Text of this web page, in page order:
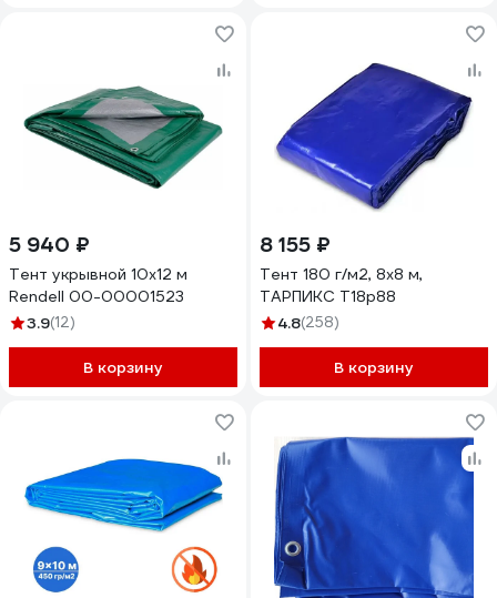
5 940 ₽
Тент укрывной 10х12 м
Rendell 00-00001523
3.9(12)
В корзину
8 155 ₽
Тент 180 г/м2, 8x8 м,
ТАРПИКС Т18р88
4.8(258)
В корзину